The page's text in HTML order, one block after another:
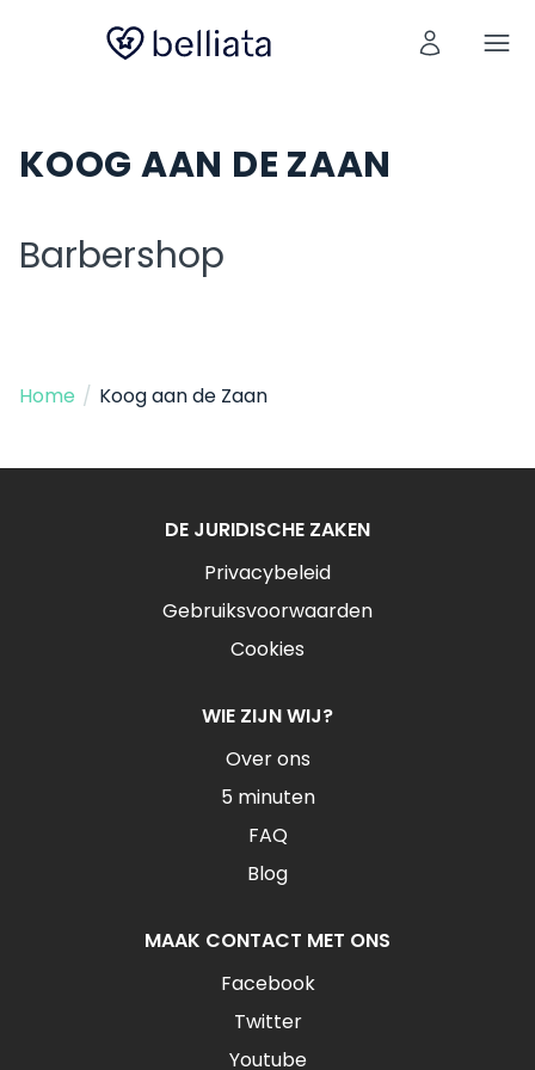
KOOG AAN DE ZAAN
Barbershop
Home / Koog aan de Zaan
DE JURIDISCHE ZAKEN
Privacybeleid
Gebruiksvoorwaarden
Cookies
WIE ZIJN WIJ?
Over ons
5 minuten
FAQ
Blog
MAAK CONTACT MET ONS
Facebook
Twitter
Youtube